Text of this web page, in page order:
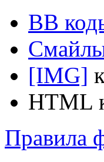
BB
[IMG]
HTML
Правила